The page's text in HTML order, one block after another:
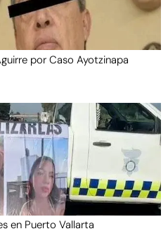
por Caso Ayotzinapa
en Puerto Vallarta